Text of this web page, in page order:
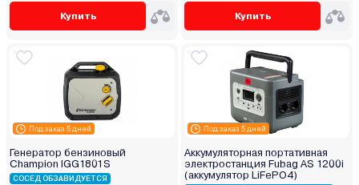
Купить Купить
Под заказ 5 дней
Генератор бензиновый
Champion IGG1801S
СОСЕД ОБЗАВИДУЕТСЯ
Под заказ 5 дней
Аккумуляторная портативная
электростанция Fubag AS 1200i
(аккумулятор LiFePO4)